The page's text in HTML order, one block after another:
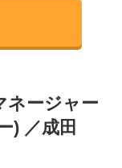
ネージャー
) ／成田